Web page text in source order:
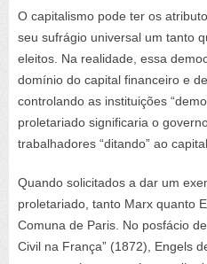
O capitalismo pode ter os
seu sufrágio universal um tanto
eleitos. Na realidade, essa
domínio do capital financeiro e
controlando as instituições
proletariado significaria o
trabalhadores “ditando” ao
Quando solicitados a dar um
proletariado, tanto Marx quanto
Comuna de Paris. No posfácio
Civil na França” (1872), Engels